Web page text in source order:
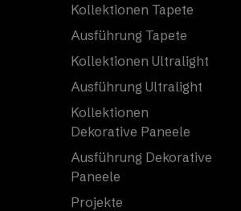
Kollektionen Tapete
Ausführung Tapete
Kollektionen Ultralight
Ausführung Ultralight
Kollektionen
Dekorative Paneele
Ausführung Dekorative
Paneele
Projekte